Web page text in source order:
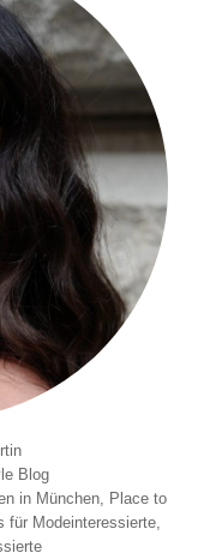
Blog
in München, Place to
Modeinteressierte,